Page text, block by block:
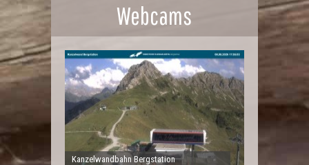
Webcams
Kanzelwandbahn Bergstation